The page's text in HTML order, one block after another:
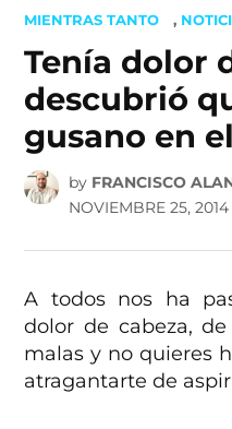
POSTED
MIENTRAS TANTO ,
Tenía dolor
descubrió
gusano en
by FRANCISCO
NOVIEMBRE 25, 2014
A todos nos ha
dolor de cabeza,
malas y no quieres
atragantarte de